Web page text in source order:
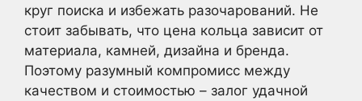
круг поиска и избежать разочарований. Не
стоит забывать, что цена кольца зависит от
материала, камней, дизайна и бренда.
Поэтому разумный компромисс между
качеством и стоимостью – залог удачной